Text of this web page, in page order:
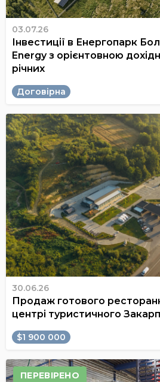
03.07.26
Інвестиції в Енергопарк
Energy з орієнтовною
річних
Договірна
30.06.26
Продаж готового
центрі туристичного
$1 900 000
ПЕРЕВІРЕНО